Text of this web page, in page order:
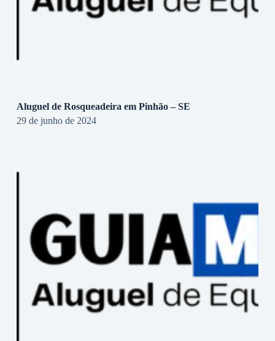
Aluguel de Rosqueadeira em Pinhão – SE
29 de junho de 2024